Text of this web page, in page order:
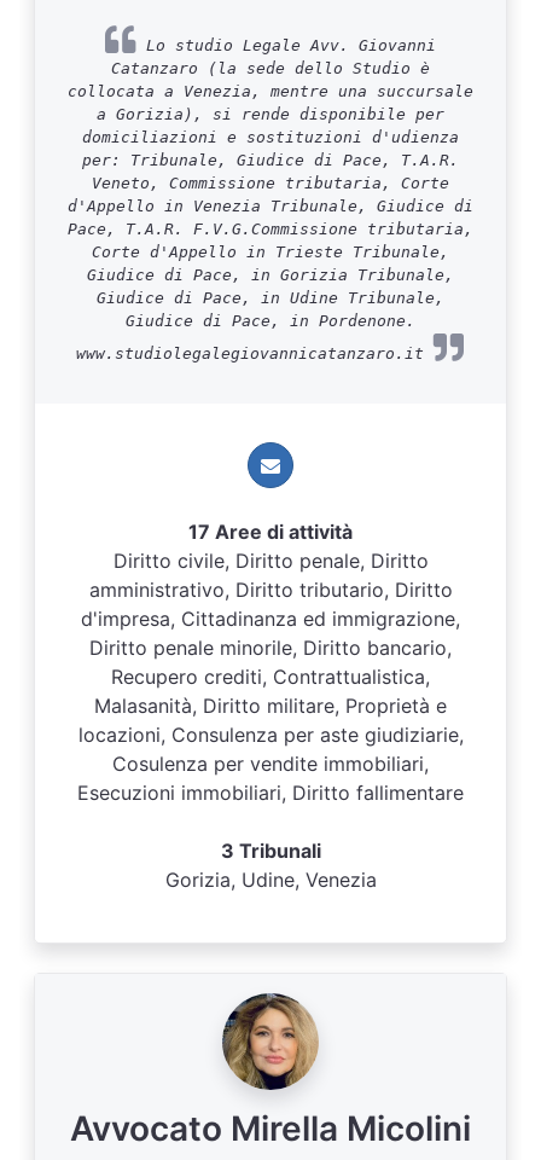
Lo studio Legale Avv. Giovanni
Catanzaro (la sede dello Studio è
collocata a Venezia, mentre una succursale
a Gorizia), si rende disponibile per
domiciliazioni e sostituzioni d'udienza
per: Tribunale, Giudice di Pace, T.A.R.
Veneto, Commissione tributaria, Corte
d'Appello in Venezia Tribunale, Giudice di
Pace, T.A.R. F.V.G.Commissione tributaria,
Corte d'Appello in Trieste Tribunale,
Giudice di Pace, in Gorizia Tribunale,
Giudice di Pace, in Udine Tribunale,
Giudice di Pace, in Pordenone.
www.studiolegalegiovannicatanzaro.it
17 Aree di attività
Diritto civile, Diritto penale, Diritto
amministrativo, Diritto tributario, Diritto
d'impresa, Cittadinanza ed immigrazione,
Diritto penale minorile, Diritto bancario,
Recupero crediti, Contrattualistica,
Malasanità, Diritto militare, Proprietà e
locazioni, Consulenza per aste giudiziarie,
Cosulenza per vendite immobiliari,
Esecuzioni immobiliari, Diritto fallimentare
3 Tribunali
Gorizia, Udine, Venezia
Avvocato Mirella Micolini